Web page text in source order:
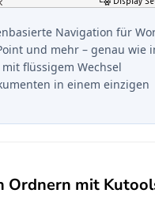
Navigation für
und mehr – genau wie
flüssigem Wechsel
in einem einzigen
Ordnern mit